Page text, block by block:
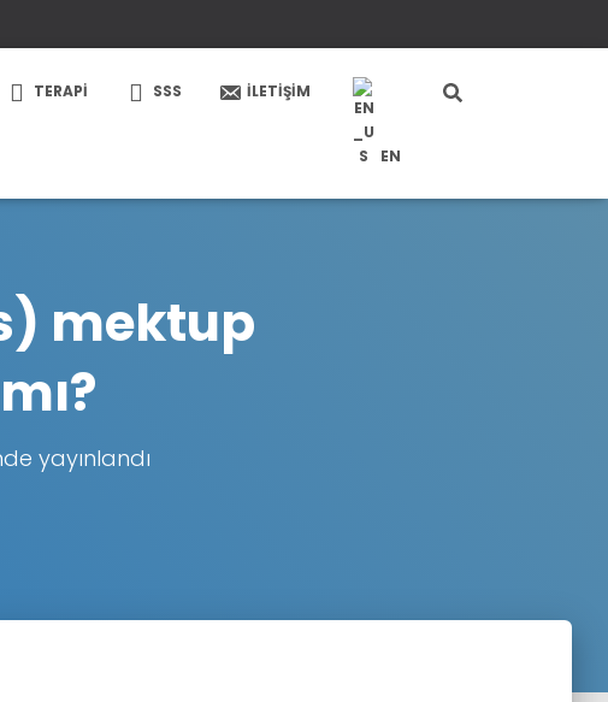
TERAPI SSS İLETIŞIM
EN
mektup
yayınlandı